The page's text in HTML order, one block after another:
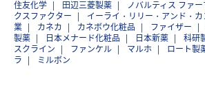
住友化学
田辺三菱製薬 ノバルティス ファー
クスファクター
イーライ・リリー・アンド・
業
カネカ カネボウ化粧品 ファイザー
製薬
日本メナード化粧品 日本新薬 科研
スクライン
ファンケル マルホ ロート製
ラ
ミルボン